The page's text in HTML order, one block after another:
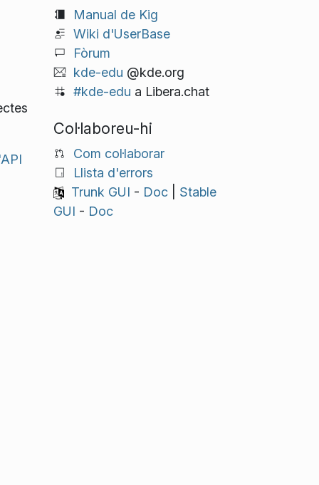
Manual de Kig
Wiki d'UserBase
Fòrum
kde-edu @kde.org
#kde-edu a Libera.chat
Col·laboreu-hi
Com col·laborar
Llista d'errors
Trunk GUI - Doc| Stable
GUI - Doc